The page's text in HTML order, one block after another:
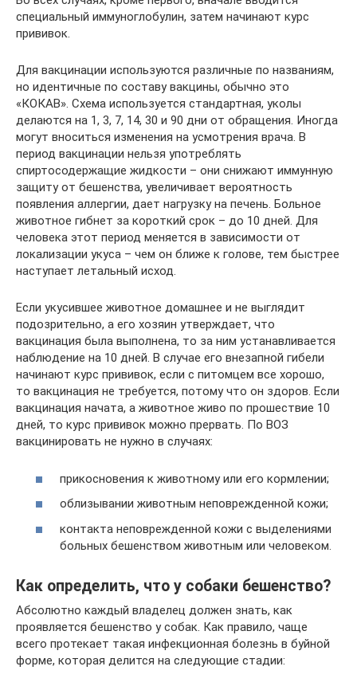
специальный иммуноглобулин, затем начинают курс
прививок.
Для вакцинации используются различные по названиям,
но идентичные по составу вакцины, обычно это
«КОКАВ». Схема используется стандартная, уколы
делаются на 1, 3, 7, 14, 30 и 90 дни от обращения. Иногда
могут вноситься изменения на усмотрения врача. В
период вакцинации нельзя употреблять
спиртосодержащие жидкости – они снижают иммунную
защиту от бешенства, увеличивает вероятность
появления аллергии, дает нагрузку на печень. Больное
животное гибнет за короткий срок – до 10 дней. Для
человека этот период меняется в зависимости от
локализации укуса – чем он ближе к голове, тем быстрее
наступает летальный исход.
Если укусившее животное домашнее и не выглядит
подозрительно, а его хозяин утверждает, что
вакцинация была выполнена, то за ним устанавливается
наблюдение на 10 дней. В случае его внезапной гибели
начинают курс прививок, если с питомцем все хорошо,
то вакцинация не требуется, потому что он здоров. Если
вакцинация начата, а животное живо по прошествие 10
дней, то курс прививок можно прервать. По ВОЗ
вакцинировать не нужно в случаях:
прикосновения к животному или его кормлении;
облизывании животным неповрежденной кожи;
контакта неповрежденной кожи с выделениями
больных бешенством животным или человеком.
Как определить, что у собаки бешенство?
Абсолютно каждый владелец должен знать, как
проявляется бешенство у собак. Как правило, чаще
всего протекает такая инфекционная болезнь в буйной
форме, которая делится на следующие стадии: